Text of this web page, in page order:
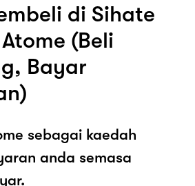
di Sihate
(Beli
Bayar
sebagai kaedah
anda semasa